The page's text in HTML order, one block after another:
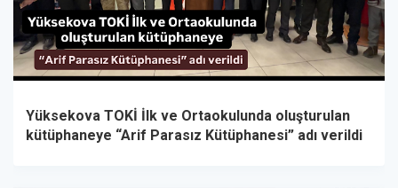
Yüksekova TOKİ İlk ve Ortaokulunda oluşturulan
kütüphaneye “Arif Parasız Kütüphanesi” adı verildi